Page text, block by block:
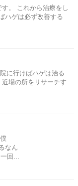
。 これから治療をし
ハゲは必ず改善する
に行けばハゲは治る
場の所をリサーチす
なん
回...